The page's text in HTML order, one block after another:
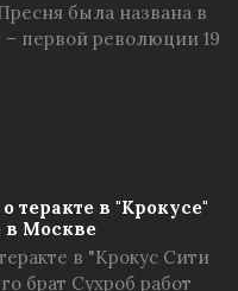
была названа в
– первой революции 19
теракте в "Крокусе"
в Москве
в "Крокус Сити
брат Сухроб работ